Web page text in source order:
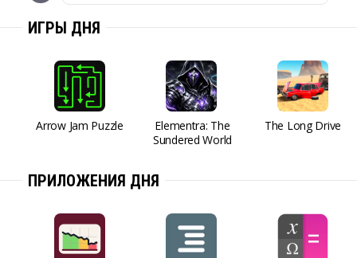
ИГРЫ ДНЯ
Arrow Jam Puzzle
Elementra: The
Sundered World
The Long Drive
ПРИЛОЖЕНИЯ ДНЯ